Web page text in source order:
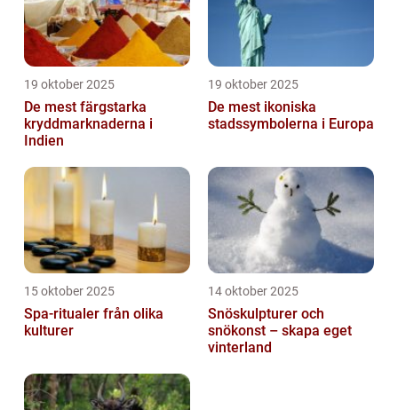
19 oktober 2025
De mest färgstarka
kryddmarknaderna i
Indien
19 oktober 2025
De mest ikoniska
stadssymbolerna i Europa
15 oktober 2025
Spa-ritualer från olika
kulturer
14 oktober 2025
Snöskulpturer och
snökonst – skapa eget
vinterland